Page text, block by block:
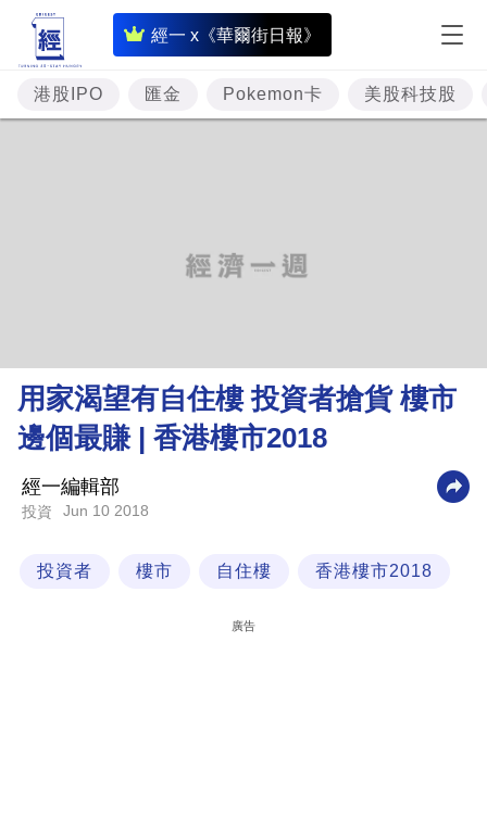
經一 x《華爾街日報》
即
時
財
經
理
財
科
港股IPO 匯金 Pokemon卡 美股科技股
用家渴望有自住樓 投資者搶貨 樓市
邊個最賺 | 香港樓市2018
經一編輯部
投資 Jun 10 2018
投資者 樓市 自住樓 香港樓市2018
廣告